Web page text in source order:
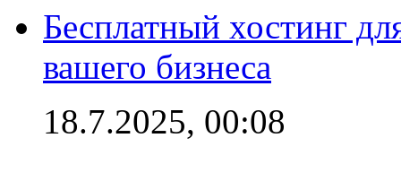
Бесплатный хостинг
вашего бизнеса
18.7.2025, 00:08